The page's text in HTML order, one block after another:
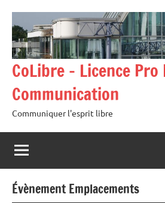
contenu
CoLibre – Licence
Communication
Communiquer l'esprit libre
Évènement Emplacements